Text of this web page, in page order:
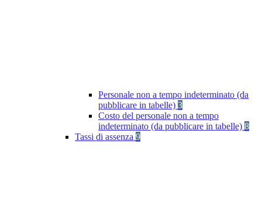
Personale non a tempo indeterminato (da
pubblicare in tabelle) 3
Costo del personale non a tempo
indeterminato (da pubblicare in tabelle) 8
Tassi di assenza 9